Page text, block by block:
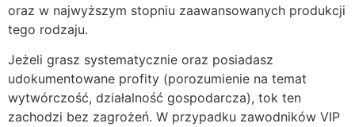
oraz w najwyższym stopniu zaawansowanych produkcji
tego rodzaju.
Jeżeli grasz systematycznie oraz posiadasz
udokumentowane profity (porozumienie na temat
wytwórczość, działalność gospodarcza), tok ten
zachodzi bez zagrożeń. W przypadku zawodników VIP